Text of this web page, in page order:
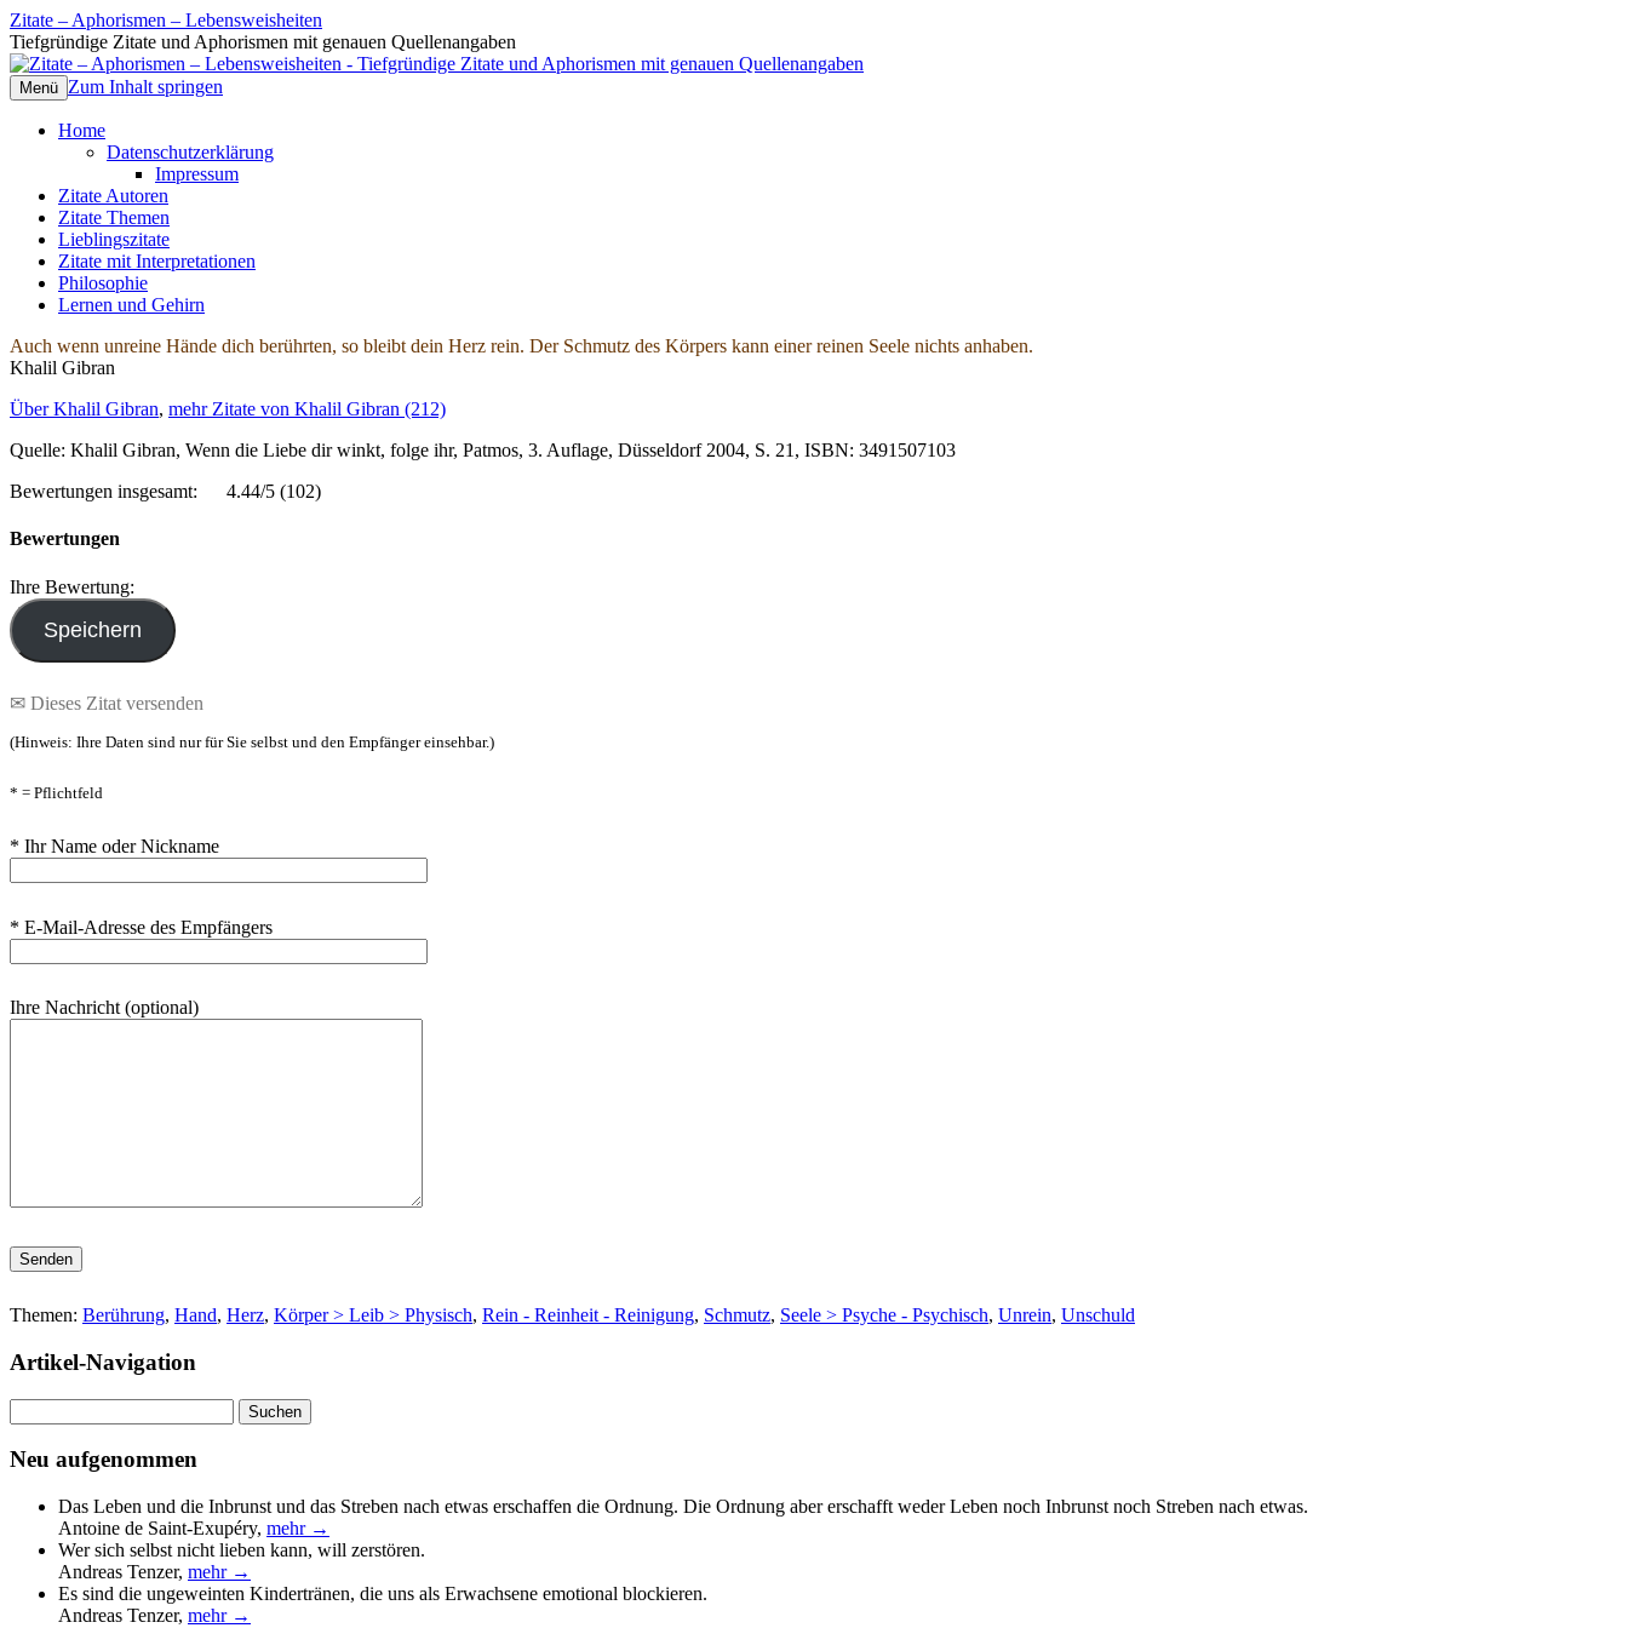
Zitate – Aphorismen – Lebensweisheiten
Tiefgründige Zitate und Aphorismen mit genauen Quellenangaben
Menü Zum Inhalt springen
Home
Datenschutzerklärung
Impressum
Zitate Autoren
Zitate Themen
Lieblingszitate
Zitate mit Interpretationen
Philosophie
Lernen und Gehirn
Auch wenn unreine Hände dich berührten, so bleibt dein Herz rein. Der Schmutz des Körpers kann einer reinen Seele nichts anhaben.
Khalil Gibran
Über Khalil Gibran, mehr Zitate von Khalil Gibran (212)
Quelle: Khalil Gibran, Wenn die Liebe dir winkt, folge ihr, Patmos, 3. Auflage, Düsseldorf 2004, S. 21, ISBN: 3491507103
Bewertungen insgesamt:
4.44/5 (102)
Bewertungen
Ihre Bewertung:
✉ Dieses Zitat versenden
(Hinweis: Ihre Daten sind nur für Sie selbst und den Empfänger einsehbar.)
* = Pflichtfeld
* Ihr Name oder Nickname
* E-Mail-Adresse des Empfängers
Ihre Nachricht (optional)
Bitte lasse dieses Feld leer.
Themen: Berührung, Hand, Herz, Körper > Leib > Physisch, Rein - Reinheit - Reinigung, Schmutz, Seele > Psyche - Psychisch, Unrein, Unschuld
Artikel-Navigation
nach:
Neu aufgenommen
Das Leben und die Inbrunst und das Streben nach etwas erschaffen die Ordnung. Die Ordnung aber erschafft weder Leben noch Inbrunst noch Streben nach etwas.
Antoine de Saint-Exupéry, mehr →
Wer sich selbst nicht lieben kann, will zerstören.
Andreas Tenzer, mehr →
Es sind die ungeweinten Kindertränen, die uns als Erwachsene emotional blockieren.
Andreas Tenzer, mehr →